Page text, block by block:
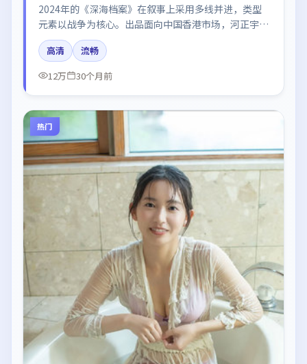
2024年的《深海档案》在叙事上采用多线并进，类型
元素以战争为核心。出品面向中国香港市场，河正宇、
刘亦菲、于和伟所饰角色推动关键反转，结尾留白引发
讨论。
高清
流畅
12万
30个月前
热门